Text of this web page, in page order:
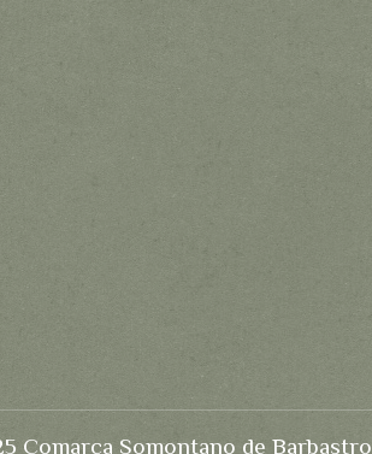
Comarca Somontano de Barbastro